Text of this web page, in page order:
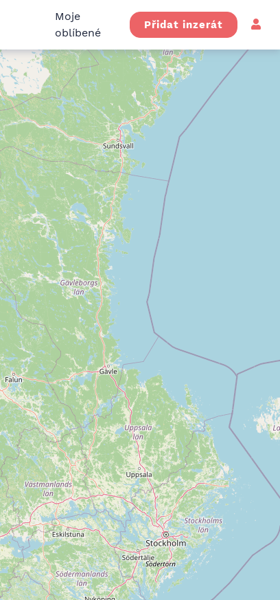
Moje
oblíbené
Přidat inzerát